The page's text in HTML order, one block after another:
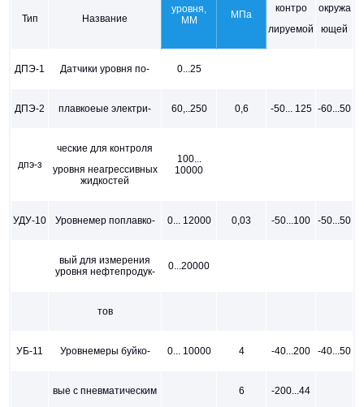
уровня,
ММ
МПа
Тип Название
контро
лируемой
окружа
ющей
ДПЭ-1 Датчики уровня по- 0...25
ДПЭ-2 плавкоеые электри- 60,..250 0,6 -50... 125 -60...50
дпэ-з
ческие для контроля
уровня неагрессивных
жидкостей
100...
10000
УДУ-10 Уровнемер поплавко- 0... 12000 0,03 -50...100 -50...50
вый для измерения
уровня нефтепродук-
0...20000
тов
УБ-11 Уровнемеры буйко- 0... 10000 4 -40...200 -40...50
вые с пневматическим 6 -200...44